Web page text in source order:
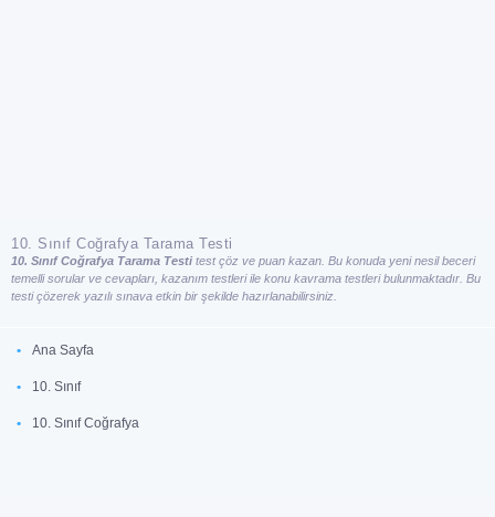
10. Sınıf Coğrafya Tarama Testi
10. Sınıf Coğrafya Tarama Testi test çöz ve puan kazan. Bu konuda yeni nesil beceri
temelli sorular ve cevapları, kazanım testleri ile konu kavrama testleri bulunmaktadır. Bu
testi çözerek yazılı sınava etkin bir şekilde hazırlanabilirsiniz.
Ana Sayfa
10. Sınıf
10. Sınıf Coğrafya